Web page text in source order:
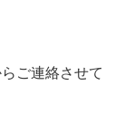
ご連絡させて